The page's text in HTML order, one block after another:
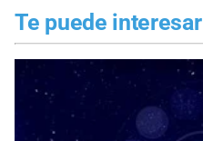
Te puede interesar